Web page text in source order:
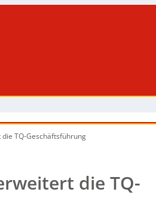
TQ-Geschäftsführung
die TQ-